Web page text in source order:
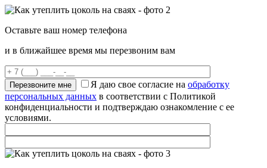
Оставьте ваш номер телефона
и в ближайшее время мы перезвоним вам
Я даю свое согласие на обработку
персональных данных в соответствии с Политикой
конфиденциальности и подтверждаю ознакомление с ее
условиями.